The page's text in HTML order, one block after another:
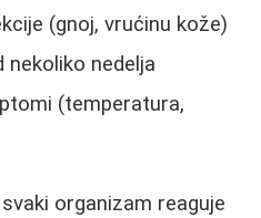
(gnoj, vrućinu kože)
nekoliko nedelja
(temperatura,
organizam reaguje